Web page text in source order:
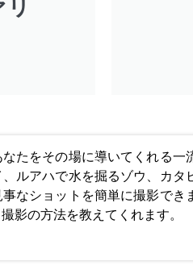
たをその場に導いてくれる
ルアハで水を掘るゾウ、カ
なショットを簡単に撮影で
影の方法を教えてくれます。